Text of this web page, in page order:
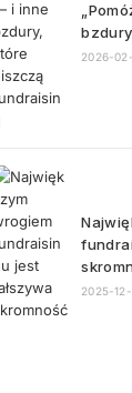
2026-
2025-12-